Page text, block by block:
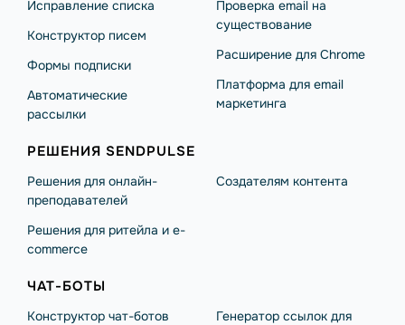
Исправление списка
Конструктор писем
Формы подписки
Автоматические
рассылки
Проверка email на
существование
Расширение для Chrome
Платформа для email
маркетинга
РЕШЕНИЯ SENDPULSE
Решения для онлайн-
преподавателей
Решения для ритейла и e-
commerce
Создателям контента
ЧАТ-БОТЫ
Конструктор чат-ботов
Генератор ссылок для